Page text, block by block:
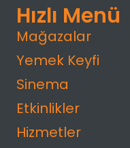
Hızlı Menü
Mağazalar
Yemek Keyfi
Sinema
Etkinlikler
Hizmetler